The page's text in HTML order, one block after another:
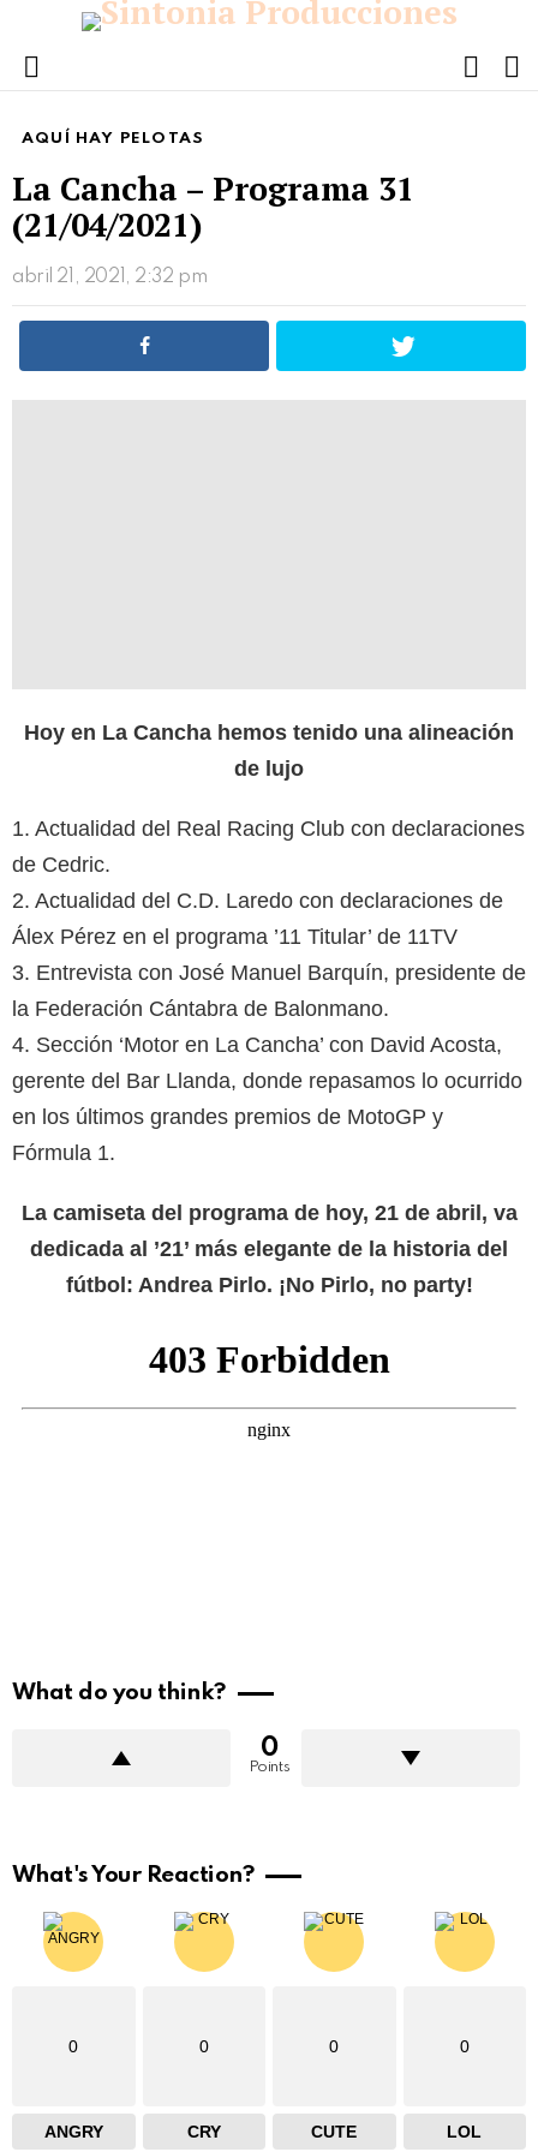
Menu
AQUÍ HAY PELOTAS
La Cancha – Programa 31
(21/04/2021)
abril 21, 2021, 2:32 pm
Hoy en La Cancha hemos tenido una alineación
de lujo
1. Actualidad del Real Racing Club con declaraciones
de Cedric.
2. Actualidad del C.D. Laredo con declaraciones de
Álex Pérez en el programa ’11 Titular’ de 11TV
3. Entrevista con José Manuel Barquín, presidente de
la Federación Cántabra de Balonmano.
4. Sección ‘Motor en La Cancha’ con David Acosta,
gerente del Bar Llanda, donde repasamos lo ocurrido
en los últimos grandes premios de MotoGP y
Fórmula 1.
La camiseta del programa de hoy, 21 de abril, va
dedicada al ’21’ más elegante de la historia del
fútbol: Andrea Pirlo. ¡No Pirlo, no party!
What do you think?
0
Points
What's Your Reaction?
0
ANGRY
0
CRY
0
CUTE
0
LOL